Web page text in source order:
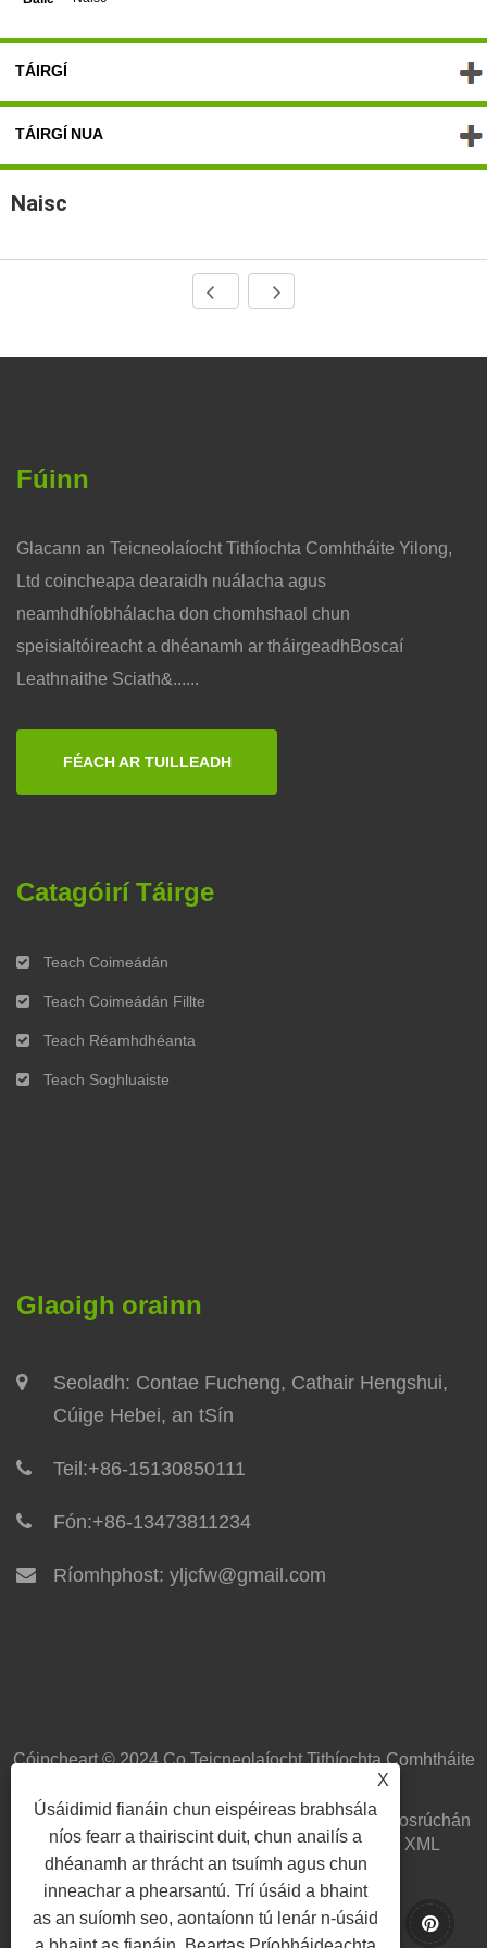
TÁIRGÍ
TÁIRGÍ NUA
Naisc
Fúinn
Glacann an Teicneolaíocht Tithíochta Comhtháite Yilong,
Ltd coincheapa dearaidh nuálacha agus
neamhdhíobhálacha don chomhshaol chun
speisialtóireacht a dhéanamh ar tháirgeadhBoscaí
Leathnaithe Sciath&......
FÉACH AR TUILLEADH
Catagóirí Táirge
Teach Coimeádán
Teach Coimeádán Fillte
Teach Réamhdhéanta
Teach Soghluaiste
Glaoigh orainn
Seoladh: Contae Fucheng, Cathair Hengshui,
Cúige Hebei, an tSín
Teil:+86-15130850111
Fón:+86-13473811234
Ríomhphost: yljcfw@gmail.com
Cóipcheart © 2024 Co Teicneolaíocht Tithíochta Comhtháite
Baile Fúinn Táirgí Nuacht Íosluchtaigh Seol Fiosrúchán
Déan teagmháil linn
Naisc Sitemap RSS
XML
Privacy Policy
X
Úsáidimid fianáin chun eispéireas brabhsála
níos fearr a thairiscint duit, chun anailís a
dhéanamh ar thrácht an tsuímh agus chun
inneachar a phearsantú. Trí úsáid a bhaint
as an suíomh seo, aontaíonn tú lenár n-úsáid